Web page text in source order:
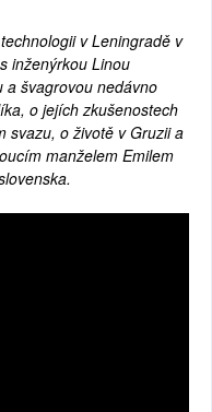
v Leningradě v
inženýrkou Linou
a švagrovou nedávno
o jejích zkušenostech
svazu, o životě v Gruzii a
manželem Emilem